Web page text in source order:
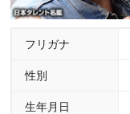
フリガナ
性別
生年月日